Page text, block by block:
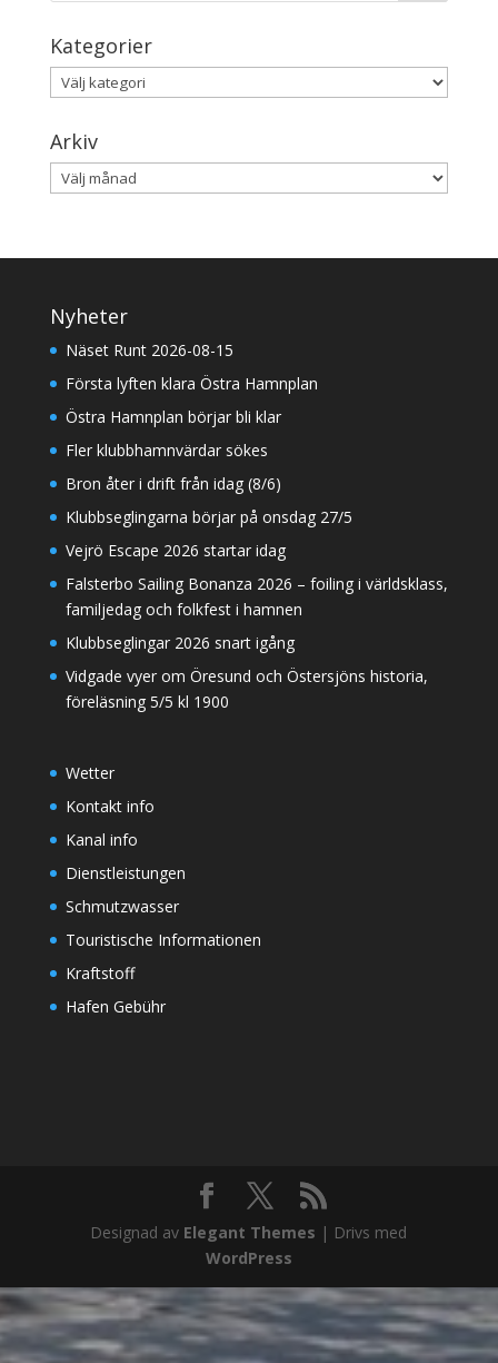
Kategorier
Kategorier
Arkiv
Arkiv
Nyheter
Näset Runt 2026-08-15
Första lyften klara Östra Hamnplan
Östra Hamnplan börjar bli klar
Fler klubbhamnvärdar sökes
Bron åter i drift från idag (8/6)
Klubbseglingarna börjar på onsdag 27/5
Vejrö Escape 2026 startar idag
Falsterbo Sailing Bonanza 2026 – foiling i världsklass,
familjedag och folkfest i hamnen
Klubbseglingar 2026 snart igång
Vidgade vyer om Öresund och Östersjöns historia,
föreläsning 5/5 kl 1900
Wetter
Kontakt info
Kanal info
Dienstleistungen
Schmutzwasser
Touristische Informationen
Kraftstoff
Hafen Gebühr
Designad av Elegant Themes | Drivs med
WordPress